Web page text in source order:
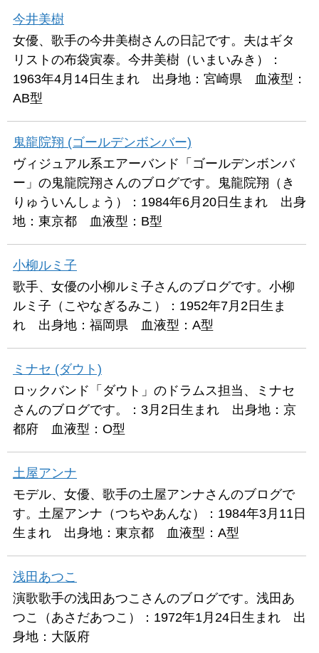
今井美樹
女優、歌手の今井美樹さんの日記です。夫はギタ
リストの布袋寅泰。今井美樹（いまいみき）：
1963年4月14日生まれ 出身地：宮崎県 血液型：
AB型
鬼龍院翔 (ゴールデンボンバー)
ヴィジュアル系エアーバンド「ゴールデンボンバ
ー」の鬼龍院翔さんのブログです。鬼龍院翔（き
りゅういんしょう）：1984年6月20日生まれ 出身
地：東京都 血液型：B型
小柳ルミ子
歌手、女優の小柳ルミ子さんのブログです。小柳
ルミ子（こやなぎるみこ）：1952年7月2日生ま
れ 出身地：福岡県 血液型：A型
ミナセ (ダウト)
ロックバンド「ダウト」のドラムス担当、ミナセ
さんのブログです。：3月2日生まれ 出身地：京
都府 血液型：O型
土屋アンナ
モデル、女優、歌手の土屋アンナさんのブログで
す。土屋アンナ（つちやあんな）：1984年3月11日
生まれ 出身地：東京都 血液型：A型
浅田あつこ
演歌歌手の浅田あつこさんのブログです。浅田あ
つこ（あさだあつこ）：1972年1月24日生まれ 出
身地：大阪府